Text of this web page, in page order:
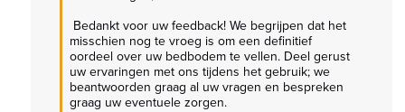
misschien nog te vroeg is om een definitief
oordeel over uw bedbodem te vellen. Deel gerust
uw ervaringen met ons tijdens het gebruik; we
beantwoorden graag al uw vragen en bespreken
graag uw eventuele zorgen.